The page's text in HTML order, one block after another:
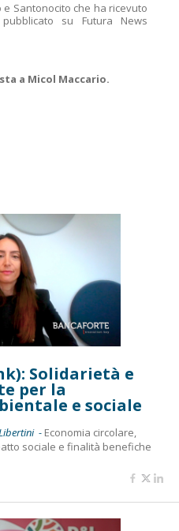
e Santonocito che ha ricevuto
su Futura News
a Micol Maccario.
Solidarietà e
per la
e sociale
- Economia circolare,
sociale e finalità benefiche